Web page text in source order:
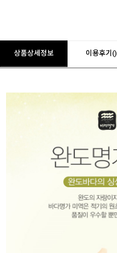
상품상세정보 이용후기()